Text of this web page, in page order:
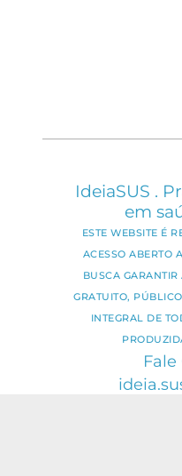
IdeiaSUS .
em
ESTE WEBSITE É
ACESSO ABERTO
BUSCA
GRATUITO,
INTEGRAL DE
Fale